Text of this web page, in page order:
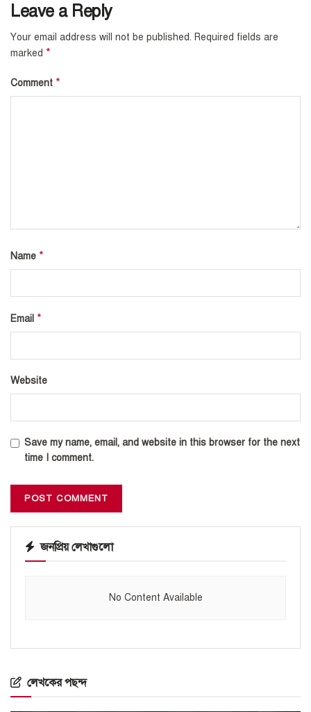
Leave a Reply
Your email address will not be published. Required fields are
marked *
Comment *
Name *
Email *
Website
Save my name, email, and website in this browser for the next
time I comment.
জনপ্রিয় লেখাগুলো
No Content Available
লেখকের পছন্দ